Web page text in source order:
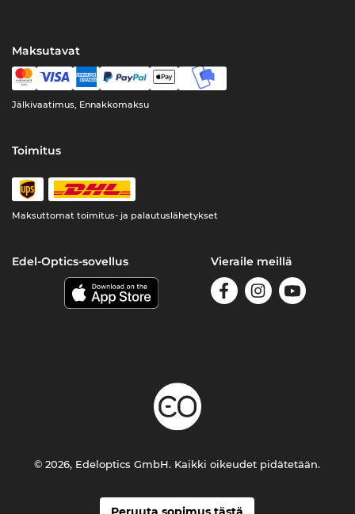
Maksutavat
Jälkivaatimus, Ennakkomaksu
Toimitus
Maksuttomat toimitus- ja palautuslähetykset
Edel-Optics-sovellus Vieraile meillä
© 2026, Edeloptics GmbH. Kaikki oikeudet pidätetään.